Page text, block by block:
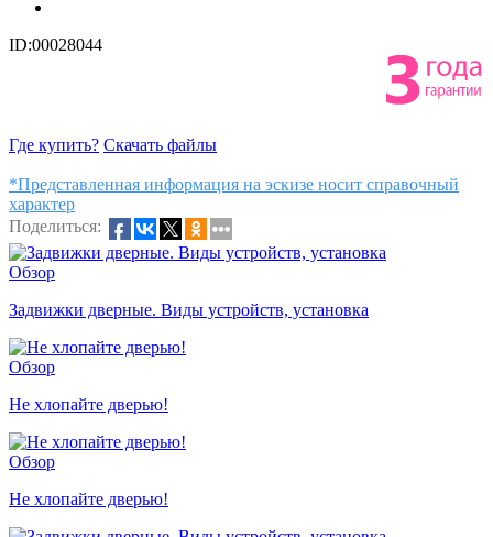
ID:00028044
Где купить? Скачать файлы
*Представленная информация на эскизе носит справочный
характер
Поделиться:
Обзор
Задвижки дверные. Виды устройств, установка
Обзор
Не хлопайте дверью!
Обзор
Не хлопайте дверью!